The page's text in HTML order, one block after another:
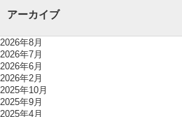
アーカイブ
2026年8月
2026年7月
2026年6月
2026年2月
2025年10月
2025年9月
2025年4月